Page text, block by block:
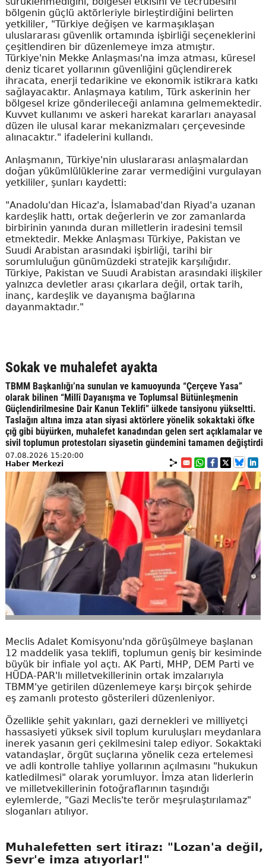
bölgenin güçlü aktörleriyle birleştirdiğini belirten
yetkililer, "Türkiye değişen ve karmaşıklaşan
uluslararası güvenlik ortamında işbirliği seçeneklerini
çeşitlendiren bir düzenlemeye imza atmıştır.
Türkiye'nin Mekke Anlaşması'na imza atması, küresel
deniz ticaret yollarının güvenliğini güçlendirerek
ihracata, enerji tedarikine ve ekonomik istikrara katkı
sağlayacaktır. Anlaşmaya katılım, Türk askerinin her
bölgesel krize gönderileceği anlamına gelmemektedir.
Kuvvet kullanımı ve askeri harekat kararları anayasal
düzen ile ulusal karar mekanizmaları çerçevesinde
alınacaktır." ifadelerini kullandı.
Anlaşmanın, Türkiye'nin uluslararası anlaşmalardan
doğan yükümlülüklerine zarar vermediğini vurgulayan
yetkililer, şunları kaydetti:
"Anadolu'dan Hicaz'a, İslamabad'dan Riyad'a uzanan
kardeşlik hattı, ortak değerlerin ve zor zamanlarda
birbirinin yanında duran milletlerin iradesini temsil
etmektedir. Mekke Anlaşması Türkiye, Pakistan ve
Suudi Arabistan arasındaki işbirliği, tarihi bir
sorumluluğun günümüzdeki stratejik karşılığıdır.
Türkiye, Pakistan ve Suudi Arabistan arasındaki ilişkiler
yalnızca devletler arası çıkarlara değil, ortak tarih,
inanç, kardeşlik ve dayanışma bağlarına
dayanmaktadır."
Sokak ve muhalefet ayakta
TBMM Başkanlığı’na sunulan ve kamuoyunda “Çerçeve Yasa”
olarak bilinen “Millî Dayanışma ve Toplumsal Bütünleşmenin
Güçlendirilmesine Dair Kanun Teklifi” ülkede tansiyonu yükseltti.
Taslağın altına imza atan siyasi aktörlere yönelik sokaktaki öfke
çığ gibi büyürken, muhalefet kanadından gelen sert açıklamalar ve
sivil toplumun protestoları siyasetin gündemini tamamen değiştirdi
07.08.2026 15:20:00
Haber Merkezi
Meclis Adalet Komisyonu'nda görüşülmeye başlanan
12 maddelik yasa teklifi, toplumun geniş bir kesiminde
büyük bir infiale yol açtı. AK Parti, MHP, DEM Parti ve
HÜDA-PAR'lı milletvekillerinin ortak imzalarıyla
TBMM'ye getirilen düzenlemeye karşı birçok şehirde
eş zamanlı protesto gösterileri düzenleniyor.
Özellikle şehit yakınları, gazi dernekleri ve milliyetçi
hassasiyeti yüksek sivil toplum kuruluşları meydanlara
inerek yasanın geri çekilmesini talep ediyor. Sokaktaki
vatandaşlar, örgüt suçlarına yönelik ceza ertelemesi
ve adli kontrolle tahliye yollarının açılmasını "hukukun
katledilmesi" olarak yorumluyor. İmza atan liderlerin
ve milletvekillerinin fotoğraflarının taşındığı
eylemlerde, "Gazi Meclis'te terör meşrulaştırılamaz"
sloganları atılıyor.
Muhalefetten sert itiraz: "Lozan'a değil,
Sevr'e imza atıyorlar!"